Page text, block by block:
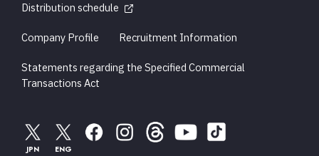
Distribution schedule
Company Profile
Recruitment Information
Statements regarding the Specified Commercial
Transactions Act
JPN ENG